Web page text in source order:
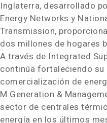
Inglaterra, desarrollado
Energy Networks y
Transmission,
dos millones de hogares
A través de Integrated
continúa fortaleciendo
comercialización de
M Generation &
sector de centrales
energía en los últimos